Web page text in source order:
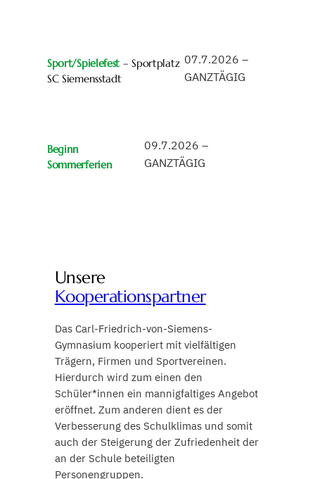
Sport/Spielefest – Sportplatz
SC Siemensstadt
07.7.2026 –
GANZTÄGIG
Beginn
Sommerferien
09.7.2026 –
GANZTÄGIG
Unsere
Kooperationspartner
Das Carl-Friedrich-von-Siemens-
Gymnasium kooperiert mit vielfältigen
Trägern, Firmen und Sportvereinen.
Hierdurch wird zum einen den
Schüler*innen ein mannigfaltiges Angebot
eröffnet. Zum anderen dient es der
Verbesserung des Schulklimas und somit
auch der Steigerung der Zufriedenheit der
an der Schule beteiligten
Personengruppen.